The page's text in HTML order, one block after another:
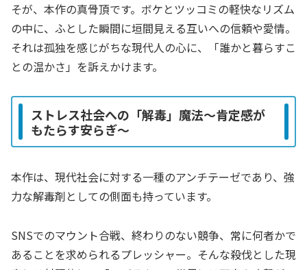
そが、本作の真骨頂です。ボケとツッコミの軽快なリズム
の中に、ふとした瞬間に垣間見える互いへの信頼や愛情。
それは孤独を感じがちな現代人の心に、「誰かと暮らすこ
との温かさ」を訴えかけます。
ストレス社会への「解毒」魔法～肯定感が
もたらす安らぎ～
本作は、現代社会に対する一種のアンチテーゼであり、強
力な解毒剤としての側面も持っています。
SNSでのマウント合戦、終わりのない競争、常に何者かで
あることを求められるプレッシャー。そんな殺伐とした現